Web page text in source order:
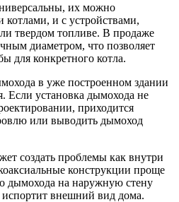
их можно
котлами, и с устройствами,
твердом топливе. В продаже
диаметром, что позволяет
для конкретного котла.
в уже построенном здании
Если установка дымохода не
приходится
или выводить дымоход
создать проблемы как внутри
конструкции проще
дымохода на наружную стену
внешний вид дома.